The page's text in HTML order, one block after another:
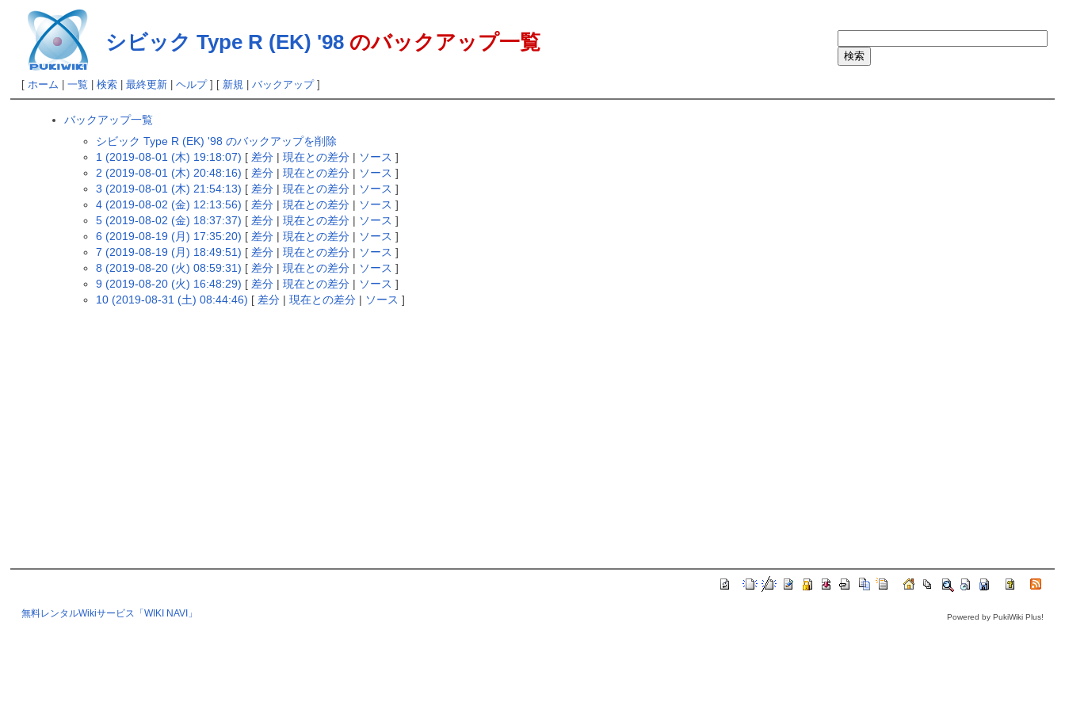
シビック Type R (EK) '98のバックアップ一覧
[ ホーム 一覧 検索| 最終更新| ヘルプ] [ 新規| バックアップ]
バックアップ一覧
シビック Type R (EK) '98 のバックアップを削除
1 (2019-08-01 (木) 19:18:07) [ 差分 |現在との差分 | ソース ]
2 (2019-08-01 (木) 20:48:16) [ 差分 |現在との差分 | ソース ]
3 (2019-08-01 (木) 21:54:13) [ 差分 |現在との差分 | ソース ]
4 (2019-08-02 (金) 12:13:56) [ 差分 |現在との差分 | ソース ]
5 (2019-08-02 (金) 18:37:37) [ 差分 |現在との差分 | ソース ]
6 (2019-08-19 (月) 17:35:20) [ 差分 |現在との差分 | ソース ]
7 (2019-08-19 (月) 18:49:51) [ 差分 |現在との差分 | ソース ]
8 (2019-08-20 (火) 08:59:31) [ 差分 |現在との差分 | ソース ]
9 (2019-08-20 (火) 16:48:29) [ 差分 |現在との差分 | ソース ]
10 (2019-08-31 (土) 08:44:46) [ 差分 |現在との差分 | ソース ]
無料レンタルWikiサービス「WIKI NAVI」 Powered by PukiWiki Plus!